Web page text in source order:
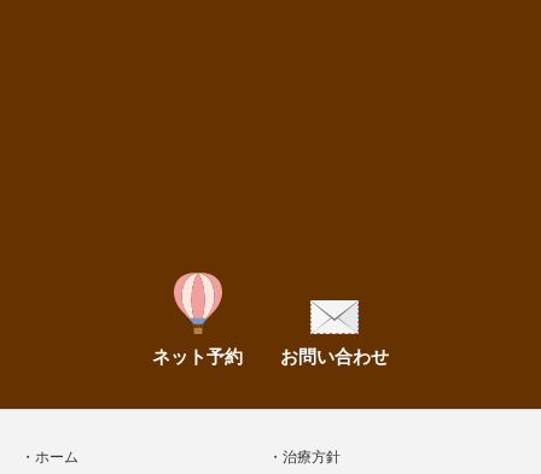
ネット予約 お問い合わせ
ホーム 治療方針